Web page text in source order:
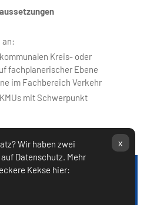
Wir haben zwei
Datenschutz. Mehr
Kekse hier:
x
an:
Kreis- oder
fachplanerischer Ebene
im Fachbereich Verkehr
mit Schwerpunkt